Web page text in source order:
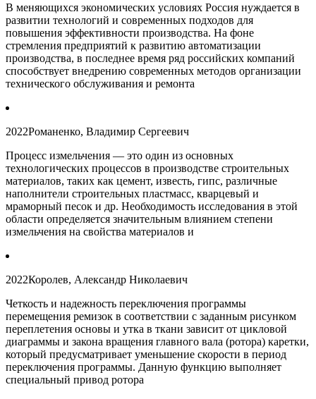
В меняющихся экономических условиях Россия нуждается в
развитии технологий и современных подходов для
повышения эффективности производства. На фоне
стремления предприятий к развитию автоматизации
производства, в последнее время ряд российских компаний
способствует внедрению современных методов организации
технического обслуживания и ремонта
2022Романенко, Владимир Сергеевич
Процесс измельчения — это один из основных
технологических процессов в производстве строительных
материалов, таких как цемент, известь, гипс, различные
наполнители строительных пластмасс, кварцевый и
мраморный песок и др. Необходимость исследования в этой
области определяется значительным влиянием степени
измельчения на свойства материалов и
2022Королев, Александр Николаевич
Четкость и надежность переключения программы
перемещения ремизок в соответствии с заданным рисунком
переплетения основы и утка в ткани зависит от цикловой
диаграммы и закона вращения главного вала (ротора) каретки,
который предусматривает уменьшение скорости в период
переключения программы. Данную функцию выполняет
специальный привод ротора